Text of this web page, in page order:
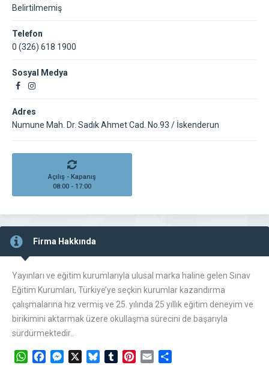
Belirtilmemiş
Telefon
0 (326) 618 1900
Sosyal Medya
Adres
Numune Mah. Dr. Sadık Ahmet Cad. No.93 / İskenderun
Açılış - Kapanış
08:00 - 17:00
Firma Hakkında
Yayınları ve eğitim kurumlarıyla ulusal marka haline gelen Sınav
Eğitim Kurumları, Türkiye’ye seçkin kurumlar kazandırma
çalışmalarına hız vermiş ve 25. yılında 25 yıllık eğitim deneyim ve
birikimini aktarmak üzere okullaşma sürecini de başarıyla
sürdürmektedir..
WhatsAppFacebookMessengerBlueskyTumblrPinterest
Email